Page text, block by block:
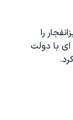
را
با دولت